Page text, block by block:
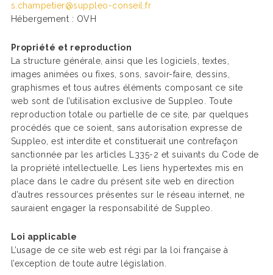
s.champetier@suppleo-conseil.fr
Hébergement : OVH
Propriété et reproduction
La structure générale, ainsi que les logiciels, textes,
images animées ou fixes, sons, savoir-faire, dessins,
graphismes et tous autres éléments composant ce site
web sont de l’utilisation exclusive de Suppleo. Toute
reproduction totale ou partielle de ce site, par quelques
procédés que ce soient, sans autorisation expresse de
Suppleo, est interdite et constituerait une contrefaçon
sanctionnée par les articles L335-2 et suivants du Code de
la propriété intellectuelle. Les liens hypertextes mis en
place dans le cadre du présent site web en direction
d’autres ressources présentes sur le réseau internet, ne
sauraient engager la responsabilité de Suppleo.
Loi applicable
L’usage de ce site web est régi par la loi française à
l’exception de toute autre législation.